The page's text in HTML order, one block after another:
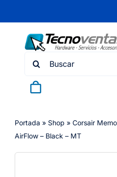
content
Search
Portada » Shop » Corsair
AirFlow – Black – MT